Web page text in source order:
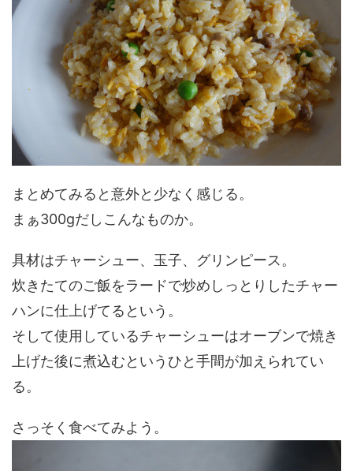
まとめてみると意外と少なく感じる。
まぁ300gだしこんなものか。
具材はチャーシュー、玉子、グリンピース。
炊きたてのご飯をラードで炒めしっとりしたチャー
ハンに仕上げてるという。
そして使用しているチャーシューはオーブンで焼き
上げた後に煮込むというひと手間が加えられてい
る。
さっそく食べてみよう。